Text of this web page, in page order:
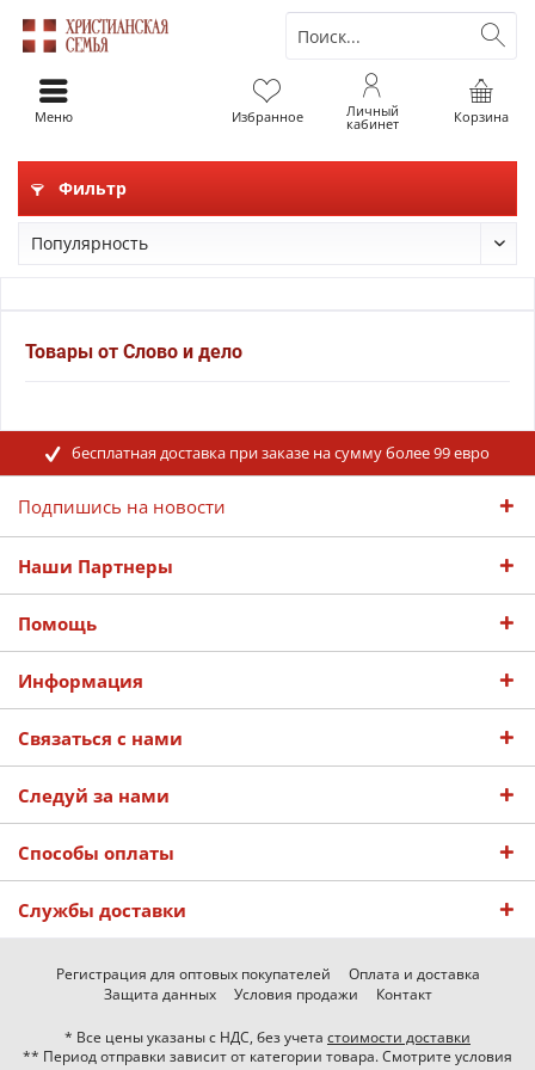
Корзина
Избранное Личный
кабинет
Меню
Фильтр
Товары от Слово и дело
бесплатная доставка при заказе на сумму более 99 евро
Подпишись на новости
Наши Партнеры
Помощь
Информация
Связаться с нами
Следуй за нами
Способы оплаты
Службы доставки
Регистрация для оптовых покупателей
Оплата и доставка
Защита данных
Условия продажи Контакт
* Все цены указаны с НДС, без учета стоимости доставки
** Период отправки зависит от категории товара. Смотрите условия